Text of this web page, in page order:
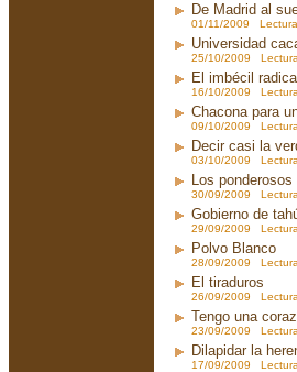
De Madrid al
01/11/2009
Universidad
25/10/2009
El imbécil
16/10/2009
Chacona para
09/10/2009
Decir casi la
03/10/2009
Los ponderosos
30/09/2009
Gobierno de
29/09/2009
Polvo Blanco
28/09/2009
El tiraduros
26/09/2009
Tengo una
23/09/2009
Dilapidar la
17/09/2009